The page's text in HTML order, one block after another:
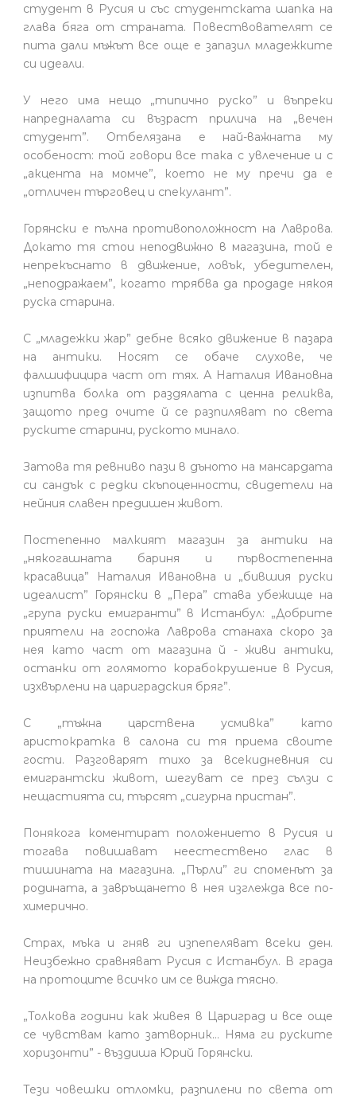
студент в Русия и със студентската шапка на
глава бяга от страната. Повествователят се
пита дали мъжът все още е запазил младежките
си идеали.
У него има нещо „типично руско” и въпреки
напредналата си възраст прилича на „вечен
студент”. Отбелязана е най-важната му
особеност: той говори все така с увлечение и с
„акцента на момче”, което не му пречи да е
„отличен търговец и спекулант”.
Горянски е пълна противоположност на Лаврова.
Докато тя стои неподвижно в магазина, той е
непрекъснато в движение, ловък, убедителен,
„неподражаем”, когато трябва да продаде някоя
руска старина.
С „младежки жар” дебне всяко движение в пазара
на антики. Носят се обаче слухове, че
фалшифицира част от тях. А Наталия Ивановна
изпитва болка от раздялата с ценна реликва,
защото пред очите й се разпиляват по света
руските старини, руското минало.
Затова тя ревниво пази в дъното на мансардата
си сандък с редки скъпоценности, свидетели на
нейния славен предишен живот.
Постепенно малкият магазин за антики на
„някогашната бариня и първостепенна
красавица” Наталия Ивановна и „бившия руски
идеалист” Горянски в „Пера” става убежище на
„група руски емигранти” в Истанбул: „Добрите
приятели на госпожа Лаврова станаха скоро за
нея като част от магазина й - живи антики,
останки от голямото корабокрушение в Русия,
изхвърлени на цариградския бряг”.
С „тъжна царствена усмивка” като
аристократка в салона си тя приема своите
гости. Разговарят тихо за всекидневния си
емигрантски живот, шегуват се през сълзи с
нещастията си, търсят „сигурна пристан”.
Понякога коментират положението в Русия и
тогава повишават неестествено глас в
тишината на магазина. „Пърли” ги споменът за
родината, а завръщането в нея изглежда все по-
химерично.
Страх, мъка и гняв ги изпепеляват всеки ден.
Неизбежно сравняват Русия с Истанбул. В града
на протоците всичко им се вижда тясно.
„Толкова години как живея в Цариград и все още
се чувствам като затворник… Няма ги руските
хоризонти” - въздиша Юрий Горянски.
Тези човешки отломки, разпилени по света от